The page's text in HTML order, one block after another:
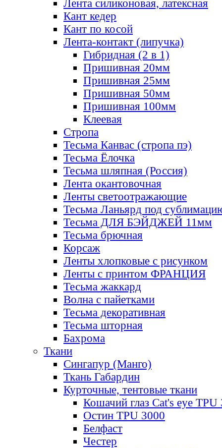
Лента силиконовая, латексная
Кант кедер
Кант по косой
Лента-контакт (липучка)
Гибридная (2 в 1)
Пришивная 20мм
Пришивная 25мм
Пришивная 50мм
Пришивная 100мм
Клеевая
Стропа
Тесьма Канвас (стропа пэ)
Тесьма Ёлочка
Тесьма шляпная (Россия)
Лента окантовочная
Ленты светоотражающие
Тесьма Ланьярд под
Тесьма ДЛЯ БЭЙДЖЕЙ 11мм
Тесьма брючная
Корсаж
Ленты хлопковые с рисунком
Ленты с принтом ФРАНЦИЯ
Тесьма жаккард
Волна с пайетками
Тесьма декоративная
Тесьма шторная
Бахрома
Ткани
Сингапур (Манго)
Ткань Габардин
Курточные, тентовые ткани
Кошачий глаз Cat's eye TPU
Остин TPU 3000
Белфаст
Честер